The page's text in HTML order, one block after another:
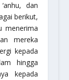
, dan
berikut,
menerima
mereka
kepada
hingga
kepada